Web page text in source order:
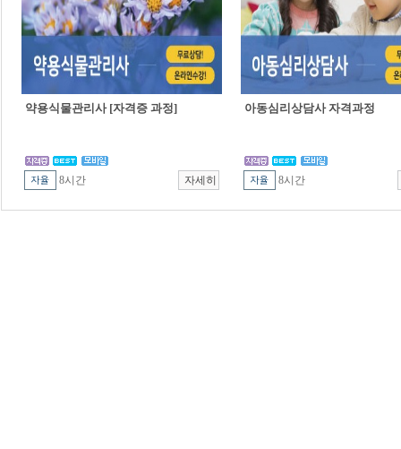
약용식물관리사 [자격증 과정]
8시간
아동심리상담사 자격과정
8시간